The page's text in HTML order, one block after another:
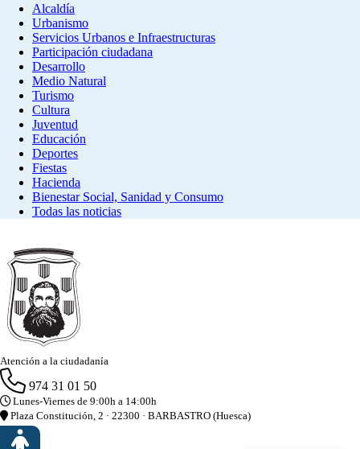
Alcaldía
Urbanismo
Servicios Urbanos e Infraestructuras
Participación ciudadana
Desarrollo
Medio Natural
Turismo
Cultura
Juventud
Educación
Deportes
Fiestas
Hacienda
Bienestar Social, Sanidad y Consumo
Todas las noticias
Atención a la ciudadanía
974 31 01 50
Lunes-Viernes de 9:00h a 14:00h
Plaza Constitución, 2 · 22300 · BARBASTRO (Huesca)